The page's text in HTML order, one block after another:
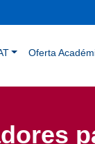
Oferta